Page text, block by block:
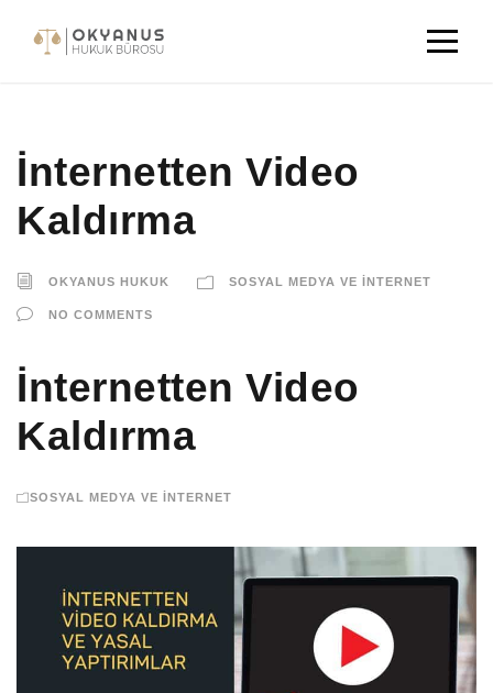
İnternetten Video
Kaldırma
OKYANUS HUKUK SOSYAL MEDYA VE İNTERNET
NO COMMENTS
İnternetten Video
Kaldırma
SOSYAL MEDYA VE İNTERNET